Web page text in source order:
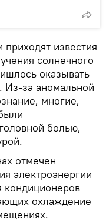
известия
солнечного
оказывать
за аномальной
многие,
болью,
отмечен
электроэнергии
кондиционеров
охлаждение